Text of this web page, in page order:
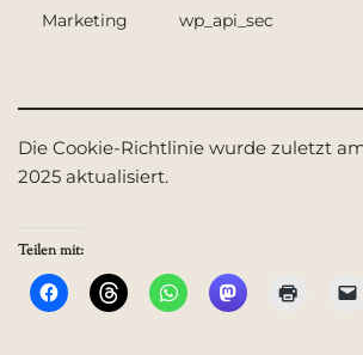
Marketing wp_api_sec
Die Cookie-Richtlinie wurde zuletzt
2025 aktualisiert.
Teilen mit: